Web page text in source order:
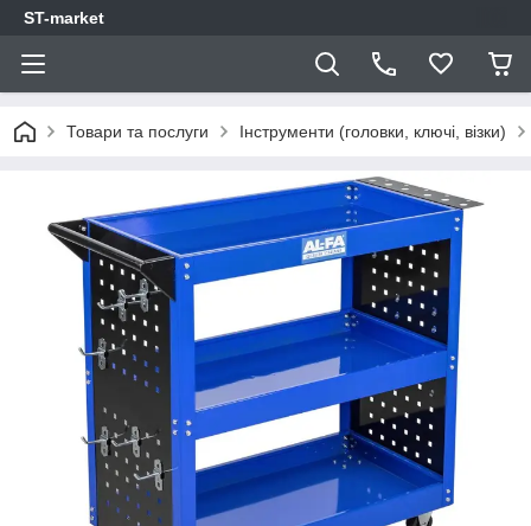
ST-market
Товари та послуги Інструменти (головки, ключі, візки)